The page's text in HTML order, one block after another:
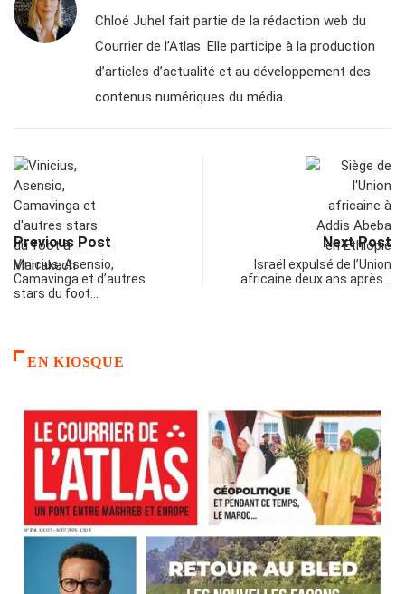
Chloé Juhel fait partie de la rédaction web du
Courrier de l’Atlas. Elle participe à la production
d’articles d’actualité et au développement des
contenus numériques du média.
Previous Post
Vinicius, Asensio,
Camavinga et d’autres
stars du foot…
Next Post
Israël expulsé de l’Union
africaine deux ans après…
EN KIOSQUE